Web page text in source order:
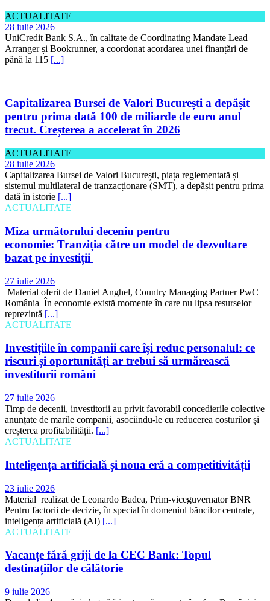
ACTUALITATE
28 iulie 2026
UniCredit Bank S.A., în calitate de Coordinating Mandate Lead
Arranger și Bookrunner, a coordonat acordarea unei finanțări de
până la 115 [...]
Capitalizarea Bursei de Valori București a depășit
pentru prima dată 100 de miliarde de euro anul
trecut. Creșterea a accelerat în 2026
ACTUALITATE
28 iulie 2026
Capitalizarea Bursei de Valori București, piața reglementată și
sistemul multilateral de tranzacționare (SMT), a depășit pentru prima
dată în istorie [...]
ACTUALITATE
Miza următorului deceniu pentru
economie: Tranziția către un model de dezvoltare
bazat pe investiții
27 iulie 2026
Material oferit de Daniel Anghel, Country Managing Partner PwC
România În economie există momente în care nu lipsa resurselor
reprezintă [...]
ACTUALITATE
Investițiile în companii care își reduc personalul: ce
riscuri și oportunități ar trebui să urmărească
investitorii români
27 iulie 2026
Timp de decenii, investitorii au privit favorabil concedierile colective
anunțate de marile companii, asociindu-le cu reducerea costurilor și
creșterea profitabilității. [...]
ACTUALITATE
Inteligența artificială și noua eră a competitivității
23 iulie 2026
Material realizat de Leonardo Badea, Prim-viceguvernator BNR
Pentru factorii de decizie, în special în domeniul băncilor centrale,
inteligența artificială (AI) [...]
ACTUALITATE
Vacanțe fără griji de la CEC Bank: Topul
destinațiilor de călătorie
9 iulie 2026